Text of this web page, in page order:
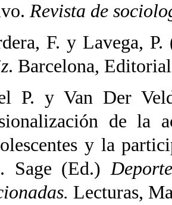
Revista de
F. y Lavega,
. Barcelona,
P. y Van Der
de la
y la
Sage (Ed.)
Lecturas,